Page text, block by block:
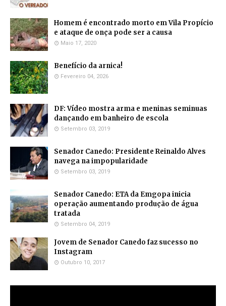
Homem é encontrado morto em Vila Propício
e ataque de onça pode ser a causa
Maio 17, 2020
Benefício da arnica!
Fevereiro 04, 2026
DF: Vídeo mostra arma e meninas seminuas
dançando em banheiro de escola
Setembro 03, 2019
Senador Canedo: Presidente Reinaldo Alves
navega na impopularidade
Setembro 03, 2019
Senador Canedo: ETA da Emgopa inicia
operação aumentando produção de água
tratada
Setembro 04, 2019
Jovem de Senador Canedo faz sucesso no
Instagram
Outubro 10, 2017